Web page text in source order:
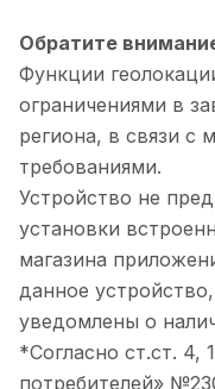
Обратите
Функции
ограничениями в
региона, в связи с
требованиями.
Устройство не
установки
магазина
данное
уведомлены о
*Согласно ст.ст. 4,
потребителей»